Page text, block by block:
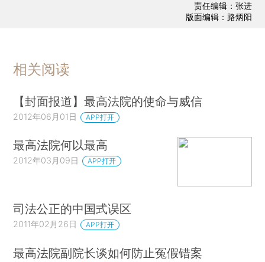
责任编辑：张进
版面编辑：路炳阳
相关阅读
【封面报道】最高法院的使命与威信
2012年06月01日 APP打开
最高法院何以最高
2012年03月09日 APP打开
司法公正的中国式误区
2011年02月26日 APP打开
最高法院副院长谈如何防止冤假错案